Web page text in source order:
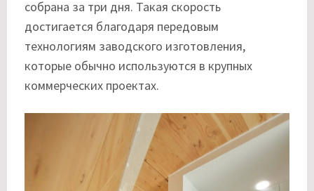
собрана за три дня. Такая скорость
достигается благодаря передовым
технологиям заводского изготовления,
которые обычно используются в крупных
коммерческих проектах.